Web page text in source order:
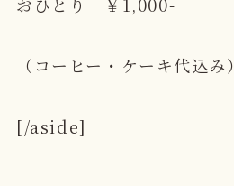
（コーヒー・ケーキ代込み）
[/aside]